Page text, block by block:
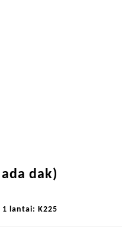
dak)
lantai: K225